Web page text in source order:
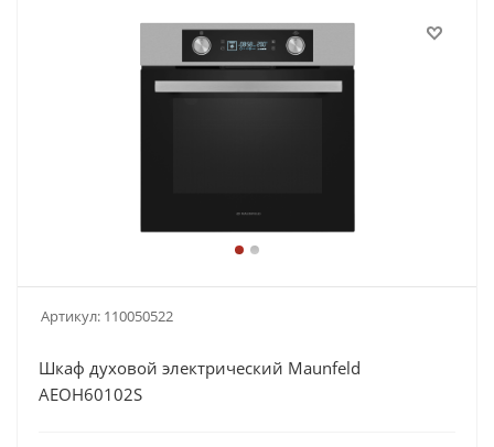
Артикул: 110050522
Шкаф духовой электрический Maunfeld
AEOH60102S